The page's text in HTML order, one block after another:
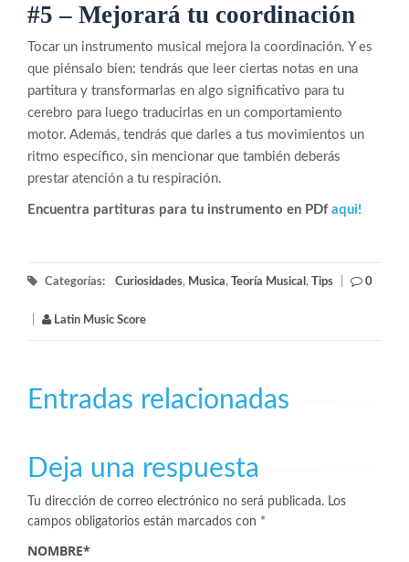
#5 – Mejorará tu coordinación
Tocar un instrumento musical mejora la coordinación. Y es
que piénsalo bien: tendrás que leer ciertas notas en una
partitura y transformarlas en algo significativo para tu
cerebro para luego traducirlas en un comportamiento
motor. Además, tendrás que darles a tus movimientos un
ritmo específico, sin mencionar que también deberás
prestar atención a tu respiración.
Encuentra partituras para tu instrumento en PDf aqui!
Categorías: Curiosidades, Musica, Teoría Musical , Tips 0
Latin Music Score
Entradas relacionadas
Deja una respuesta
Tu dirección de correo electrónico no será publicada. Los
campos obligatorios están marcados con *
NOMBRE*